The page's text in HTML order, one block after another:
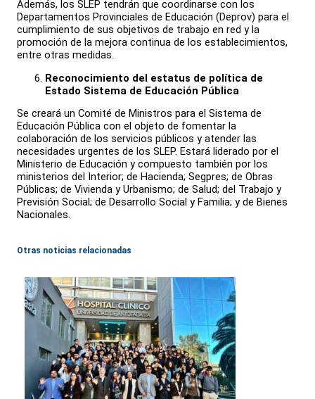
Además, los SLEP tendrán que coordinarse con los
Departamentos Provinciales de Educación (Deprov) para el
cumplimiento de sus objetivos de trabajo en red y la
promoción de la mejora continua de los establecimientos,
entre otras medidas.
Reconocimiento del estatus de política de
Estado Sistema de Educación Pública
Se creará un Comité de Ministros para el Sistema de
Educación Pública con el objeto de fomentar la
colaboración de los servicios públicos y atender las
necesidades urgentes de los SLEP. Estará liderado por el
Ministerio de Educación y compuesto también por los
ministerios del Interior; de Hacienda; Segpres; de Obras
Públicas; de Vivienda y Urbanismo; de Salud; del Trabajo y
Previsión Social; de Desarrollo Social y Familia; y de Bienes
Nacionales.
Otras noticias relacionadas